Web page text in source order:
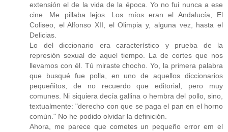
extensión el de la vida de la época. Yo no fui nunca a ese
cine. Me pillaba lejos. Los míos eran el Andalucía, El
Coliseo, el Alfonso XII, el Olimpia y, alguna vez, hasta el
Delicias.
Lo del diccionario era característico y prueba de la
represión sexual de aquel tiempo. La de cortes que nos
llevamos con él. Tú miraste chocho. Yo, la primera palabra
que busqué fue polla, en uno de aquellos diccionarios
pequeñitos, de no recuerdo que editorial, pero muy
comunes. Ni siquiera decía gallina o hembra del pollo, sino,
textualmente: "derecho con que se paga el pan en el horno
común." No he podido olvidar la definición.
Ahora, me parece que cometes un pequeño error em el